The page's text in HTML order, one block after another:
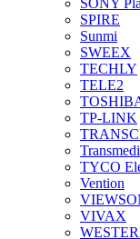
SONY
SPIRE
Sunmi
SWEEX
TECHLY
TELE2
TP-LINK
TYCO
Vention
VIVAX